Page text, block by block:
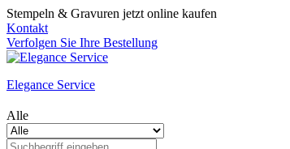
Stempeln & Gravuren jetzt online kaufen
Kontakt
Verfolgen Sie Ihre Bestellung
Elegance Service
Alle